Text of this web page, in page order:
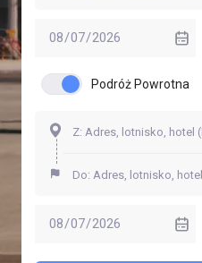
Podróż Powrotna